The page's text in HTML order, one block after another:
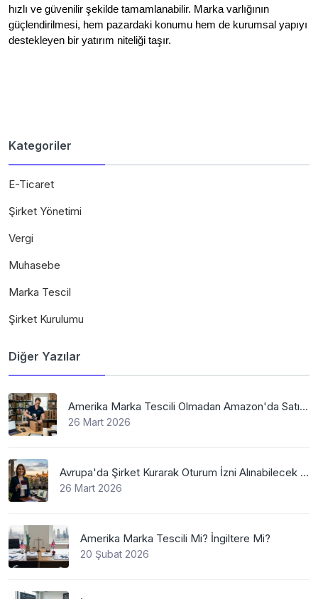
hızlı ve güvenilir şekilde tamamlanabilir. Marka varlığının
güçlendirilmesi, hem pazardaki konumu hem de kurumsal yapıyı
destekleyen bir yatırım niteliği taşır.
Kategoriler
E-Ticaret
Şirket Yönetimi
Vergi
Muhasebe
Marka Tescil
Şirket Kurulumu
Diğer Yazılar
Amerika Marka Tescili Olmadan Amazon'da Satış Mümkün Mü
26 Mart 2026
Avrupa'da Şirket Kurarak Oturum İzni Alınabilecek En Mantıklı Ülkeler Nelerdir?
26 Mart 2026
Amerika Marka Tescili Mi? İngiltere Mi?
20 Şubat 2026